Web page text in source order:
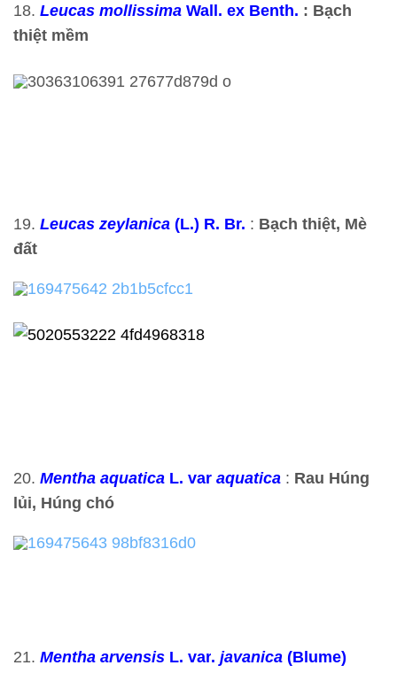
18. Leucas mollissima Wall. ex Benth. : Bạch
thiệt mềm
19. Leucas zeylanica (L.) R. Br. : Bạch thiệt, Mè
đất
20. Mentha aquatica L. var aquatica : Rau Húng
lủi, Húng chó
21. Mentha arvensis L. var. javanica (Blume)